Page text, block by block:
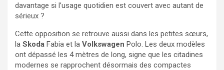
davantage si l’usage quotidien est couvert avec autant de
sérieux ?
Cette opposition se retrouve aussi dans les petites sœurs,
la Skoda Fabia et la Volkswagen Polo. Les deux modèles
ont dépassé les 4 mètres de long, signe que les citadines
modernes se rapprochent désormais des compactes